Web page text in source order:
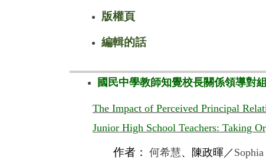
版權頁
編輯的話
國民中學教師知覺校長關係領導對
The Impact of Perceived Principal
Junior High School Teachers: Taking
作者： 何希慧、陳政暉／